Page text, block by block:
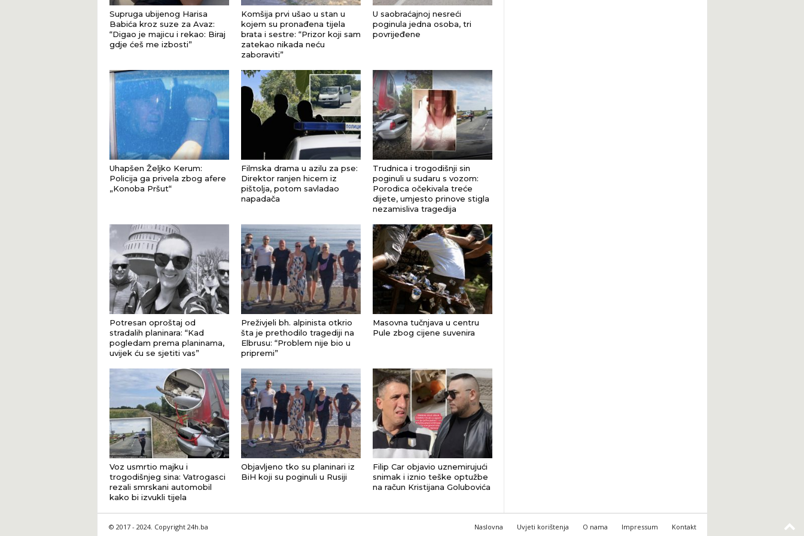
Supruga ubijenog Harisa
Babića kroz suze za Avaz:
“Digao je majicu i rekao: Biraj
gdje ćeš me izbosti”
Komšija prvi ušao u stan u
kojem su pronađena tijela
brata i sestre: “Prizor koji sam
zatekao nikada neću
zaboraviti”
U saobraćajnoj nesreći
poginula jedna osoba, tri
povrijeđene
Uhapšen Željko Kerum:
Policija ga privela zbog afere
„Konoba Pršut“
Filmska drama u azilu za pse:
Direktor ranjen hicem iz
pištolja, potom savladao
napadača
Trudnica i trogodišnji sin
poginuli u sudaru s vozom:
Porodica očekivala treće
dijete, umjesto prinove stigla
nezamisliva tragedija
Potresan oproštaj od
stradalih planinara: “Kad
pogledam prema planinama,
uvijek ću se sjetiti vas”
Preživjeli bh. alpinista otkrio
šta je prethodilo tragediji na
Elbrusu: “Problem nije bio u
pripremi”
Masovna tučnjava u centru
Pule zbog cijene suvenira
Voz usmrtio majku i
trogodišnjeg sina: Vatrogasci
rezali smrskani automobil
kako bi izvukli tijela
Objavljeno tko su planinari iz
BiH koji su poginuli u Rusiji
Filip Car objavio uznemirujući
snimak i iznio teške optužbe
na račun Kristijana Golubovića
Naslovna Uvjeti korištenja O nama Impressum Kontakt
© 2017 - 2024. Copyright 24h.ba